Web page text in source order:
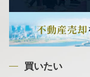
買いたい